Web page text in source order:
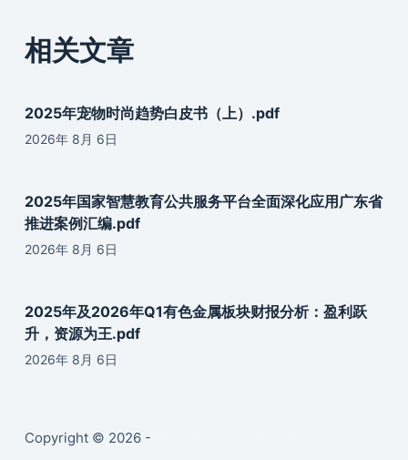
相关文章
2025年宠物时尚趋势白皮书（上）.pdf
2026年 8月 6日
2025年国家智慧教育公共服务平台全面深化应用广东省
推进案例汇编.pdf
2026年 8月 6日
2025年及2026年Q1有色金属板块财报分析：盈利跃
升，资源为王.pdf
2026年 8月 6日
Copyright © 2026 -